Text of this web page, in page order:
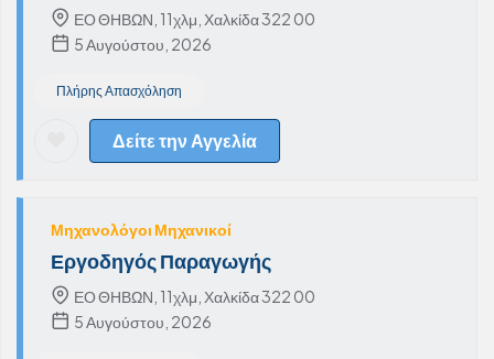
ΕΟ ΘΗΒΩΝ, 11χλμ, Χαλκίδα 322 00
5 Αυγούστου, 2026
Πλήρης Απασχόληση
Δείτε την Αγγελία
Μηχανολόγοι Μηχανικοί
Εργοδηγός Παραγωγής
ΕΟ ΘΗΒΩΝ, 11χλμ, Χαλκίδα 322 00
5 Αυγούστου, 2026